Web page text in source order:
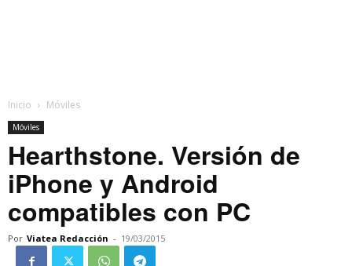
Inicio Móviles
Móviles
Hearthstone. Versión de
iPhone y Android
compatibles con PC
Por Viatea Redacción - 19/03/2015